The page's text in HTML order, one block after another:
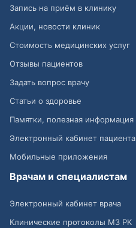
Запись на приём в клинику
Акции, новости клиник
Стоимость медицинских услуг
Отзывы пациентов
Задать вопрос врачу
Статьи о здоровье
Памятки, полезная информация
Электронный кабинет пациента
Мобильные приложения
Врачам и специалистам
Электронный кабинет врача
Клинические протоколы МЗ РК